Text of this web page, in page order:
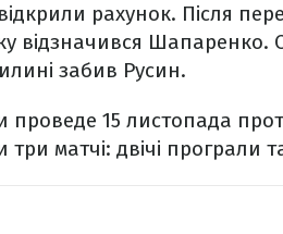
рахунок. Після
відзначився Шапаренко.
забив Русин.
проведе 15 листопада
три матчі: двічі програли